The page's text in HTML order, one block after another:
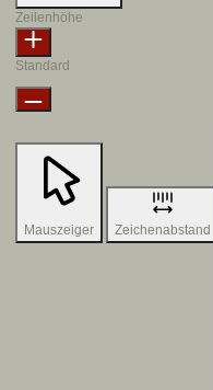
Zeilenhöhe
Standard
Mauszeiger Zeichenabstand